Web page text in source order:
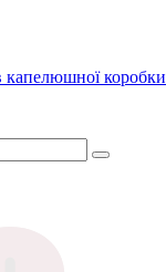
капелюшної коробки